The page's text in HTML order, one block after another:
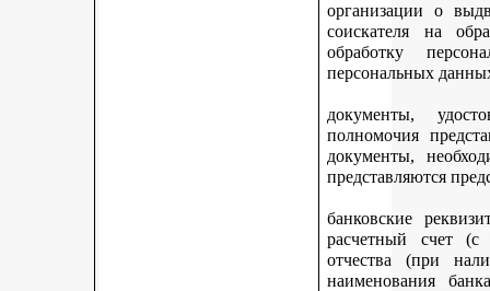
организации о
соискателя на
обработку
персональных
документы,
полномочия
документы,
представляются
банковские
расчетный счет (с
отчества (при
наименования